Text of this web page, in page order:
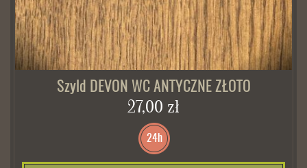
Szyld DEVON WC ANTYCZNE ZŁOTO
27,00 zł
24h